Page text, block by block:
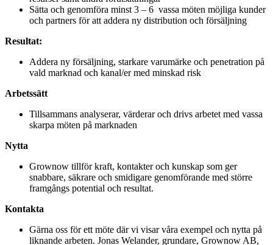
Sätta och genomföra minst 3 – 6 vassa möten möjliga kunder
och partners för att addera ny distribution och försäljning
Resultat:
Addera ny försäljning, starkare varumärke och penetration på
vald marknad och kanal/er med minskad risk
Arbetssätt
Tillsammans analyserar, värderar och drivs arbetet med vassa
skarpa möten på marknaden
Nytta
Grownow tillför kraft, kontakter och kunskap som ger
snabbare, säkrare och smidigare genomförande med större
framgångs potential och resultat.
Kontakta
Gärna oss för ett möte där vi visar våra exempel och nytta på
liknande arbeten. Jonas Welander, grundare, Grownow AB,